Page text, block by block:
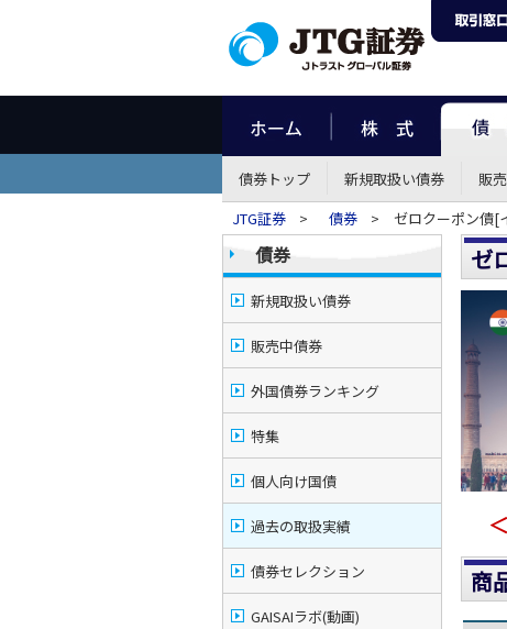
債券トップ 新規取扱い債券 販
JTG証券
> 債券 > ゼロクーポン債[
ゼ
商
債券
新規取扱い債券
販売中債券
外国債券ランキング
特集
個人向け国債
過去の取扱実績
債券セレクション
GAISAIラボ(動画)